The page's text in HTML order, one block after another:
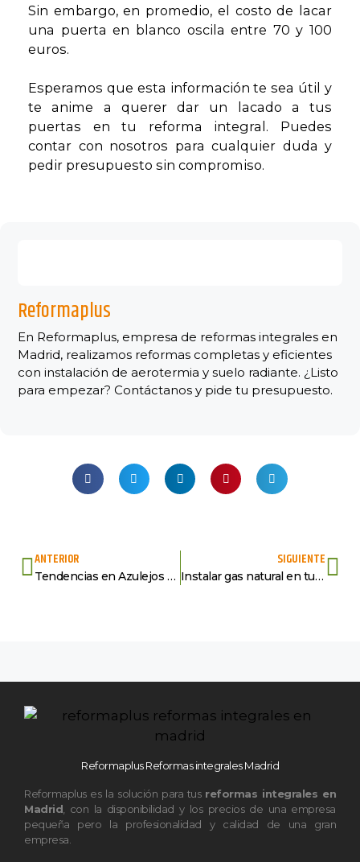
Sin embargo, en promedio, el costo de lacar
una puerta en blanco oscila entre 70 y 100
euros.
Esperamos que esta información te sea útil y
te anime a querer dar un lacado a tus
puertas en tu reforma integral. Puedes
contar con nosotros para cualquier duda y
pedir presupuesto sin compromiso.
Reformaplus
En Reformaplus, empresa de reformas integrales en
Madrid, realizamos reformas completas y eficientes
con instalación de aerotermia y suelo radiante. ¿Listo
para empezar? Contáctanos y pide tu presupuesto.
ANTERIOR
Tendencias en Azulejos para Cocinas: Una guía para elegir el mejor estilo
SIGUIENTE
Instalar gas natural en tu reforma. Pasos a seguir
Reformaplus Reformas integrales Madrid
Reformaplus es la solución para tus reformas integrales en
Madrid , con la disponibilidad y los precios de una empresa
pequeña pero la profesionalidad y calidad de una gran
empresa.